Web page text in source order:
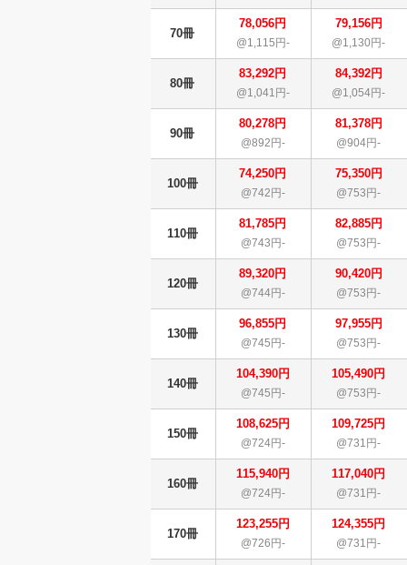
70冊
78,056円
@1,115円-
79,156円
@1,130円-
80冊
83,292円
@1,041円-
84,392円
@1,054円-
90冊
80,278円
@892円-
81,378円
@904円-
100冊
74,250円
@742円-
75,350円
@753円-
110冊
81,785円
@743円-
82,885円
@753円-
120冊
89,320円
@744円-
90,420円
@753円-
130冊
96,855円
@745円-
97,955円
@753円-
140冊
104,390円
@745円-
105,490円
@753円-
150冊
108,625円
@724円-
109,725円
@731円-
160冊
115,940円
@724円-
117,040円
@731円-
170冊
123,255円
@726円-
124,355円
@731円-